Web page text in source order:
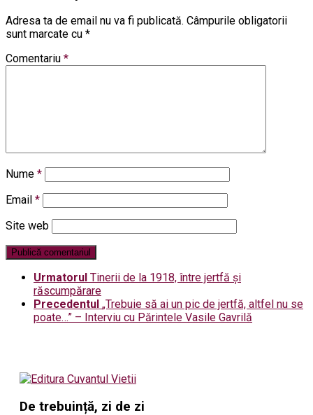
Adresa ta de email nu va fi publicată. Câmpurile obligatorii
sunt marcate cu *
Comentariu *
Nume *
Email *
Site web
Urmatorul Tinerii de la 1918, între jertfă și
răscumpărare
Precedentul „Trebuie să ai un pic de jertfă, altfel nu se
poate…” – Interviu cu Părintele Vasile Gavrilă
De trebuință, zi de zi